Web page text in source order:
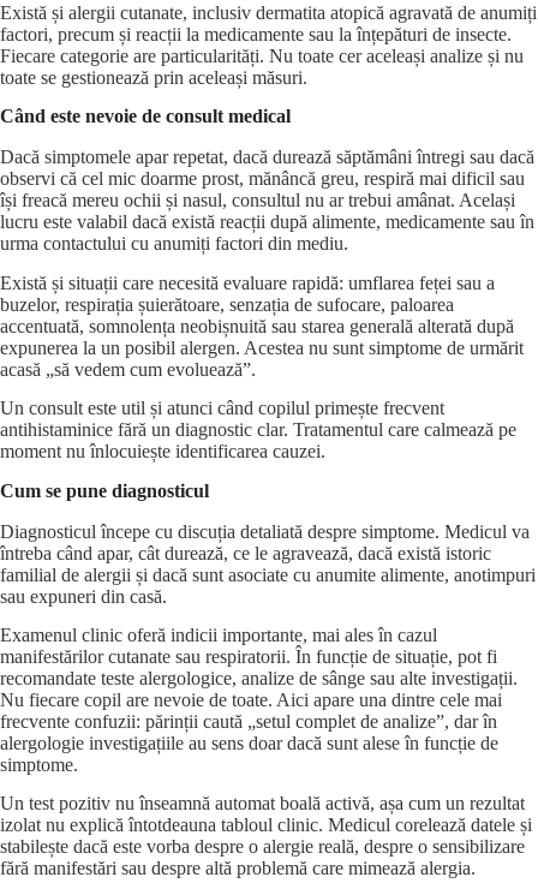
Există și alergii cutanate, inclusiv dermatita atopică agravată de anumiți
factori, precum și reacții la medicamente sau la înțepături de insecte.
Fiecare categorie are particularități. Nu toate cer aceleași analize și nu
toate se gestionează prin aceleași măsuri.
Când este nevoie de consult medical
Dacă simptomele apar repetat, dacă durează săptămâni întregi sau dacă
observi că cel mic doarme prost, mănâncă greu, respiră mai dificil sau
își freacă mereu ochii și nasul, consultul nu ar trebui amânat. Același
lucru este valabil dacă există reacții după alimente, medicamente sau în
urma contactului cu anumiți factori din mediu.
Există și situații care necesită evaluare rapidă: umflarea feței sau a
buzelor, respirația șuierătoare, senzația de sufocare, paloarea
accentuată, somnolența neobișnuită sau starea generală alterată după
expunerea la un posibil alergen. Acestea nu sunt simptome de urmărit
acasă „să vedem cum evoluează”.
Un consult este util și atunci când copilul primește frecvent
antihistaminice fără un diagnostic clar. Tratamentul care calmează pe
moment nu înlocuiește identificarea cauzei.
Cum se pune diagnosticul
Diagnosticul începe cu discuția detaliată despre simptome. Medicul va
întreba când apar, cât durează, ce le agravează, dacă există istoric
familial de alergii și dacă sunt asociate cu anumite alimente, anotimpuri
sau expuneri din casă.
Examenul clinic oferă indicii importante, mai ales în cazul
manifestărilor cutanate sau respiratorii. În funcție de situație, pot fi
recomandate teste alergologice, analize de sânge sau alte investigații.
Nu fiecare copil are nevoie de toate. Aici apare una dintre cele mai
frecvente confuzii: părinții caută „setul complet de analize”, dar în
alergologie investigațiile au sens doar dacă sunt alese în funcție de
simptome.
Un test pozitiv nu înseamnă automat boală activă, așa cum un rezultat
izolat nu explică întotdeauna tabloul clinic. Medicul corelează datele și
stabilește dacă este vorba despre o alergie reală, despre o sensibilizare
fără manifestări sau despre altă problemă care mimează alergia.